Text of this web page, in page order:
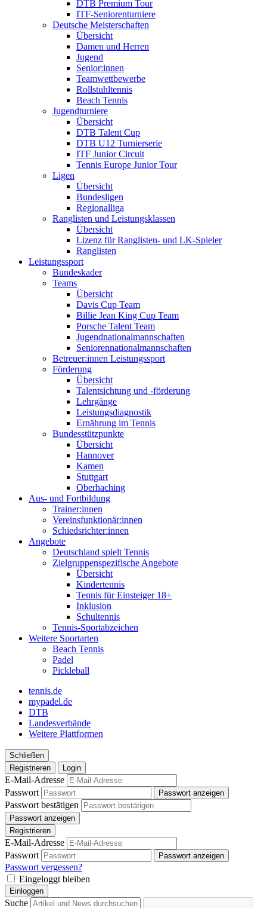
DTB Premium Tour
ITF-Seniorenturniere
Deutsche Meisterschaften
Übersicht
Damen und Herren
Jugend
Senior:innen
Teamwettbewerbe
Rollstuhltennis
Beach Tennis
Jugendturniere
Übersicht
DTB Talent Cup
DTB U12 Turnierserie
ITF Junior Circuit
Tennis Europe Junior Tour
Ligen
Übersicht
Bundesligen
Regionalliga
Ranglisten und Leistungsklassen
Übersicht
Lizenz für Ranglisten- und LK-Spieler
Ranglisten
Leistungssport
Bundeskader
Teams
Übersicht
Davis Cup Team
Billie Jean King Cup Team
Porsche Talent Team
Jugendnationalmannschaften
Seniorennationalmannschaften
Betreuer:innen Leistungssport
Förderung
Übersicht
Talentsichtung und -förderung
Lehrgänge
Leistungsdiagnostik
Ernährung im Tennis
Bundesstützpunkte
Übersicht
Hannover
Kamen
Stuttgart
Oberhaching
Aus- und Fortbildung
Trainer:innen
Vereinsfunktionär:innen
Schiedsrichter:innen
Angebote
Deutschland spielt Tennis
Zielgruppenspezifische Angebote
Übersicht
Kindertennis
Tennis für Einsteiger 18+
Inklusion
Schultennis
Tennis-Sportabzeichen
Weitere Sportarten
Beach Tennis
Padel
Pickleball
tennis.de
mypadel.de
DTB
Landesverbände
Weitere Plattformen
Schließen
Registrieren
Login
E-Mail-Adresse
Passwort
Passwort anzeigen
Passwort bestätigen
Passwort anzeigen
Registrieren
E-Mail-Adresse
Passwort
Passwort anzeigen
Passwort vergessen?
Eingeloggt bleiben
Einloggen
Suche